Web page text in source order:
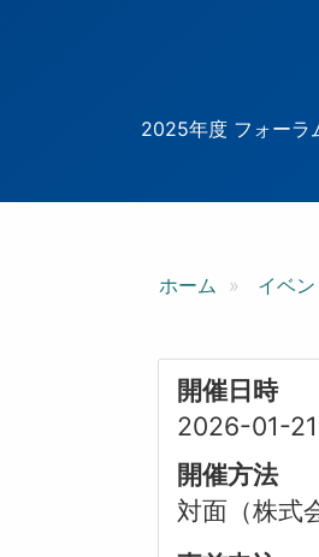
2025年度 フォーラ
ホーム イベン
開催日時
2026-01-
開催方法
対面（株式